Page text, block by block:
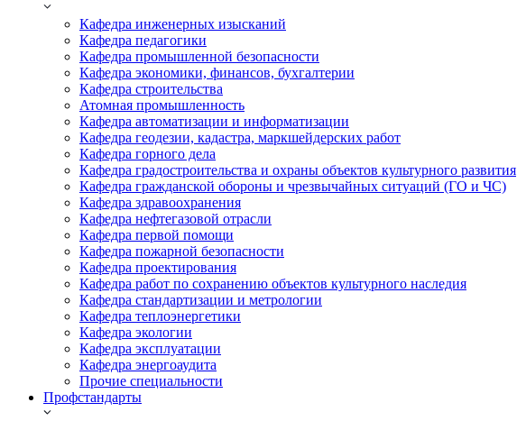
Кафедра инженерных изысканий
Кафедра педагогики
Кафедра промышленной безопасности
Кафедра экономики, финансов, бухгалтерии
Кафедра строительства
Атомная промышленность
Кафедра автоматизации и информатизации
Кафедра геодезии, кадастра, маркшейдерских работ
Кафедра горного дела
Кафедра градостроительства и охраны объектов культурного развития
Кафедра гражданской обороны и чрезвычайных ситуаций (ГО и ЧС)
Кафедра здравоохранения
Кафедра нефтегазовой отрасли
Кафедра первой помощи
Кафедра пожарной безопасности
Кафедра проектирования
Кафедра работ по сохранению объектов культурного наследия
Кафедра стандартизации и метрологии
Кафедра теплоэнергетики
Кафедра экологии
Кафедра эксплуатации
Кафедра энергоаудита
Прочие специальности
Профстандарты